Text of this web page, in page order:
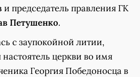
и председатель правления ГК
Петушенко.
с заупокойной литии,
церкви во имя
Георгия Победоносца в